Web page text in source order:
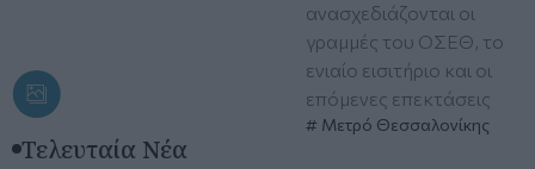
ανασχεδιάζονται οι
γραμμές του ΟΣΕΘ, το
ενιαίο εισιτήριο και οι
επόμενες επεκτάσεις
Μετρό Θεσσαλονίκης
Τελευταία Νέα